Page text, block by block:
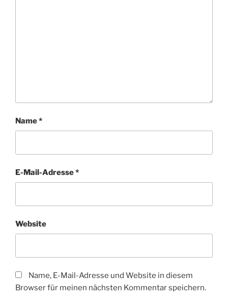
Name*
E-Mail-Adresse*
Website
Name, E-Mail-Adresse und Website in diesem
Browser für meinen nächsten Kommentar speichern.